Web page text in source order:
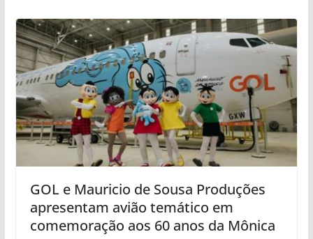
GOL e Mauricio de Sousa Produções
apresentam avião temático em
comemoração aos 60 anos da Mônica